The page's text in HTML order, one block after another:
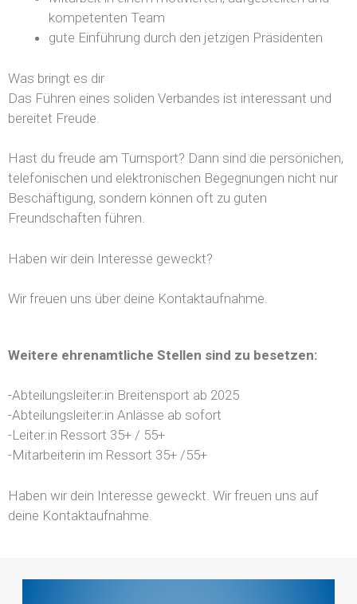
kompetenten Team
gute Einführung durch den jetzigen Präsidenten
Was bringt es dir
Das Führen eines soliden Verbandes ist interessant und
bereitet Freude.
Hast du freude am Turnsport? Dann sind die persönichen,
telefonischen und elektronischen Begegnungen nicht nur
Beschäftigung, sondern können oft zu guten
Freundschaften führen.
Haben wir dein Interesse geweckt?
Wir freuen uns über deine Kontaktaufnahme.
Weitere ehrenamtliche Stellen sind zu besetzen:
-Abteilungsleiter:in Breitensport ab 2025
-Abteilungsleiter:in Anlässe ab sofort
-Leiter:in Ressort 35+ / 55+
-Mitarbeiterin im Ressort 35+ /55+
Haben wir dein Interesse geweckt. Wir freuen uns auf
deine Kontaktaufnahme.